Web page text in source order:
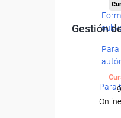
Para
Gestión